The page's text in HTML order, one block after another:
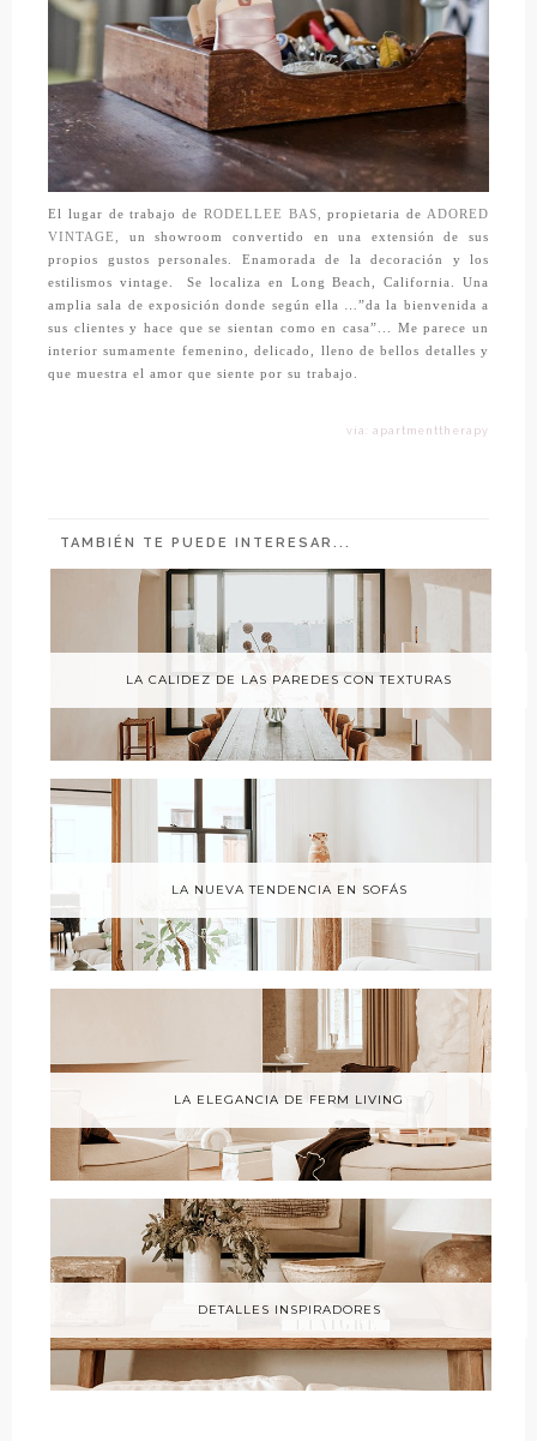
El lugar de trabajo de RODELLEE BAS, propietaria de ADORED
VINTAGE,
un showroom convertido en una extensión de sus
propios gustos personales. Enamorada de la decoración y los
estilismos vintage. Se localiza en Long Beach, California. Una
amplia sala de exposición donde según ella …”da la bienvenida a
sus clientes y hace que se sientan como en casa”... Me parece un
interior sumamente femenino, delicado, lleno de bellos detalles y
que muestra el amor que siente por su trabajo.
vía: apartmenttherapy
TAMBIÉN TE PUEDE INTERESAR...
LA CALIDEZ DE LAS PAREDES CON TEXTURAS
LA NUEVA TENDENCIA EN SOFÁS
LA ELEGANCIA DE FERM LIVING
DETALLES INSPIRADORES